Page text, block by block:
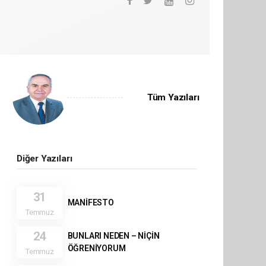
Tüm Yazıları
Diğer Yazıları
31
Temmuz
MANİFESTO
24
Temmuz
BUNLARI NEDEN – NİÇİN
ÖĞRENİYORUM